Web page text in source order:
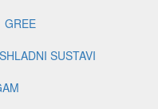
GREE
SUSTAVI